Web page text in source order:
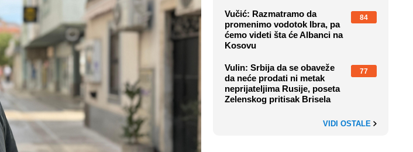
Vučić: Razmatramo da
promenimo vodotok Ibra, pa
ćemo videti šta će Albanci na
Kosovu
84
Vulin: Srbija da se obaveže
da neće prodati ni metak
neprijateljima Rusije, poseta
Zelenskog pritisak Brisela
77
VIDI OSTALE